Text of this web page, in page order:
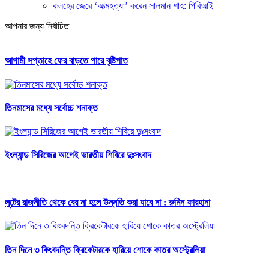
কলহের জেরে ‘আত্মহত্যা’ করেন সালমান শাহ: পিবিআই
আপনার জন্য নির্বাচিত
আগামী সপ্তাহে ফের বাড়তে পারে বৃষ্টিপাত
তিনমাসের মধ্যে সর্বোচ্চ শনাক্ত
ইংল্যান্ড সিরিজের আগেই ভারতীয় শিবিরে দুঃসংবাদ
লুটের রাজনীতি থেকে বের না হলে উন্নতি করা যাবে না : রুমিন ফারহানা
তিন দিনে ৩ কিংবদন্তি ক্রিকেটারকে হারিয়ে শোকে কাতর অস্ট্রেলিয়া